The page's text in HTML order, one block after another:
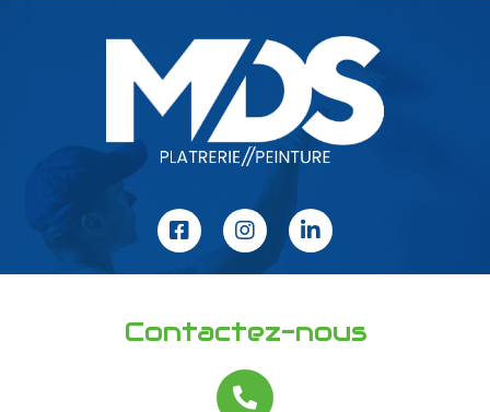
Contactez-nous